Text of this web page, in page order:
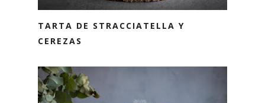
TARTA DE STRACCIATELLA Y
CEREZAS